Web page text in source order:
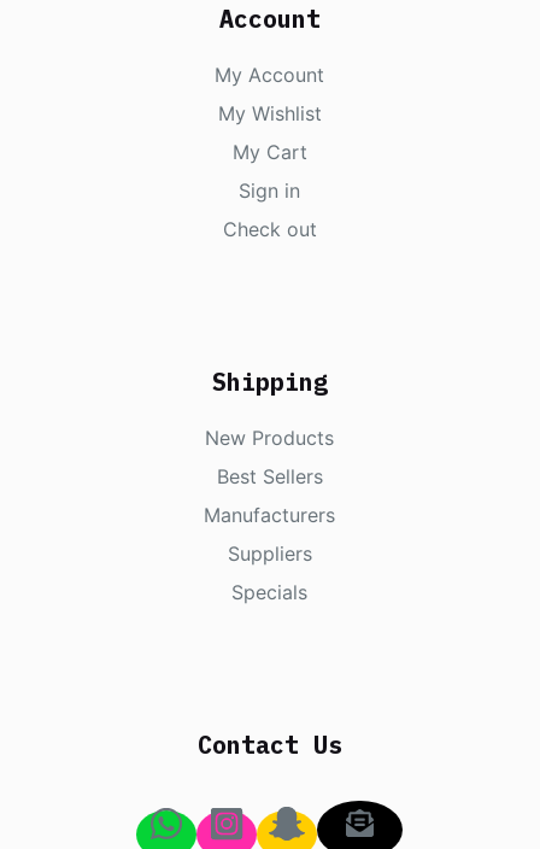
Account
My Account
My Wishlist
My Cart
Sign in
Check out
Shipping
New Products
Best Sellers
Manufacturers
Suppliers
Specials
Contact Us